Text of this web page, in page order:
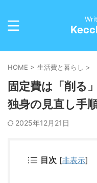
HOME > 生活費と暮らし >
固定費は「削る
独身の見直し手
2025年12月21日
目次 [非表示]